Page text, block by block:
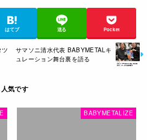
はてブ 送る Pocket
サマソニ清水代表 BABYMETALキ
ュレーション舞台裏を語る
BABYMETALIZE